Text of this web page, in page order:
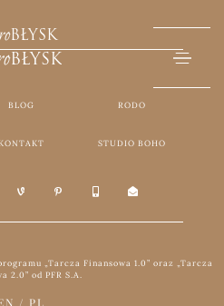
BŁYSK
BŁYSK
BLOG RODO
KONTAKT STUDIO BOHO
„Tarcza Finansowa 1.0” oraz „Tarcza
2.0” od PFR S.A.
/ PL